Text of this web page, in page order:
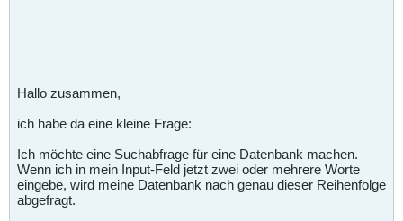
Hallo zusammen,
ich habe da eine kleine Frage:
Ich möchte eine Suchabfrage für eine Datenbank machen.
Wenn ich in mein Input-Feld jetzt zwei oder mehrere Worte
eingebe, wird meine Datenbank nach genau dieser Reihenfolge
abgefragt.